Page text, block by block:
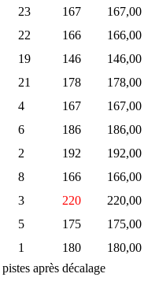
23 167
167,00
22 166
166,00
19 146
146,00
21 178
178,00
4 167
167,00
6 186
186,00
2 192
192,00
8 166
166,00
3 220
220,00
5 175
175,00
1 180
180,00
après décalage